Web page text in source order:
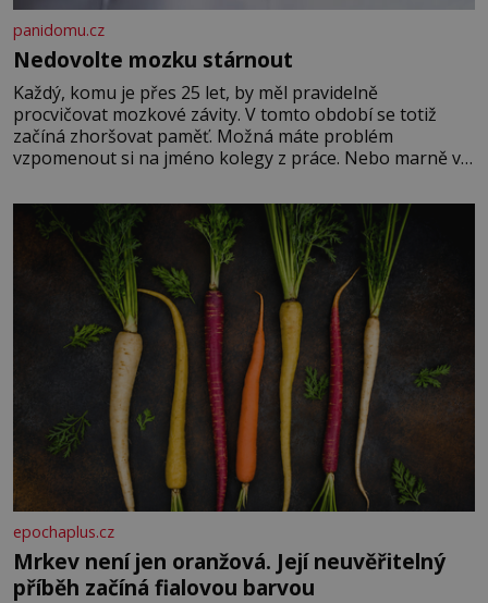
panidomu.cz
Nedovolte mozku stárnout
Každý, komu je přes 25 let, by měl pravidelně
procvičovat mozkové závity. V tomto období se totiž
začíná zhoršovat paměť. Možná máte problém
vzpomenout si na jméno kolegy z práce. Nebo marně v
Je to opravdu tak, s věkem jako kdyby se paměť
rozhodla stávkovat. Cvičte
epochaplus.cz
Mrkev není jen oranžová. Její neuvěřitelný
příběh začíná fialovou barvou